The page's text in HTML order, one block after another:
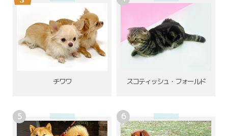
チワワ スコティッシュ・フォールド